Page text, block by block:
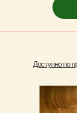
Доступно по